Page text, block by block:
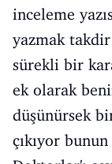
inceleme
yazmak
sürekli bir
ek olarak
düşünürsek
çıkıyor